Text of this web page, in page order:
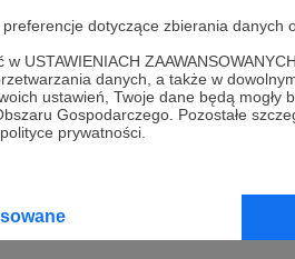
dotyczące zbierania danych
USTAWIENIACH
danych, a także w
ustawień, Twoje dane będą
Gospodarczego. Pozostałe
prywatności.